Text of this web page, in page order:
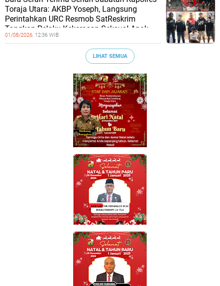
Toraja Utara: AKBP Yoseph, Langsung
Perintahkan URC Resmob SatReskrim
Tangkap Pelaku Kekerasan Seksual Anak
01/08/2026, 12:36 WIB
LIHAT SEMUA